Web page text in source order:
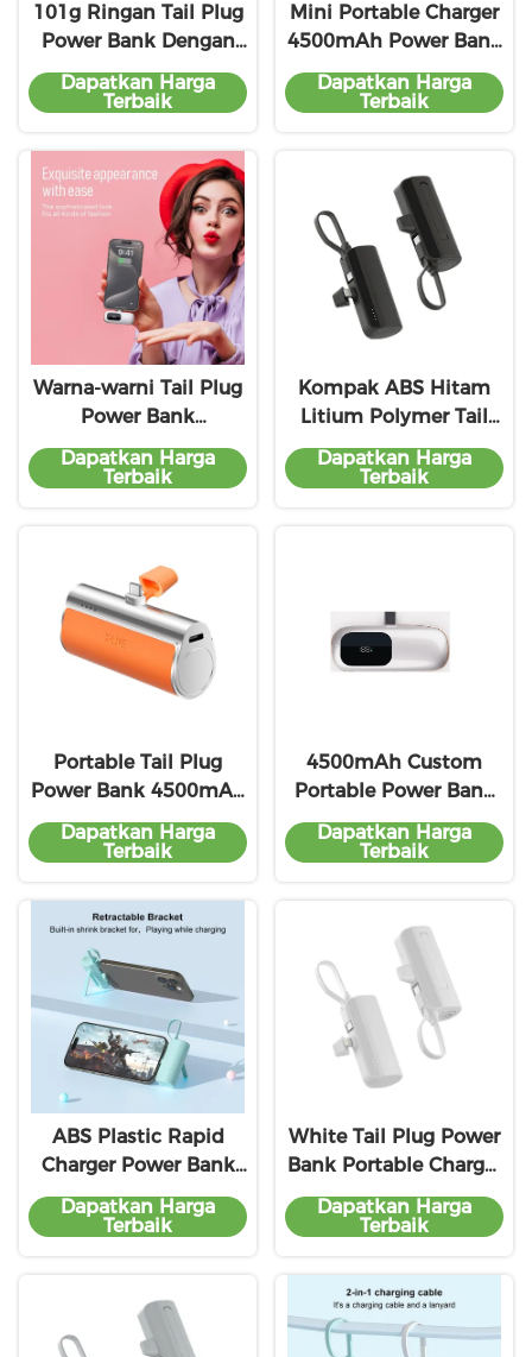
101g Ringan Tail Plug
Power Bank Dengan
5V/2.1A Output 1-2
Jam Waktu Pengisian
Dapatkan Harga
Terbaik
Mini Portable Charger
4500mAh Power Bank
Baterai Paket Untuk
iPhone Samsung
Dapatkan Harga
Terbaik
Warna-warni Tail Plug
Power Bank
Disesuaikan 4500mAh
Dengan Pengisian
Dapatkan Harga
Terbaik
Kompak ABS Hitam
Litium Polymer Tail
Plug Powerbank
5V/2.1A Solusi
Dapatkan Harga
Terbaik
Portable Tail Plug
Power Bank 4500mAh
Kapasitas Pengisian
Untuk Perangkat
Dapatkan Harga
Terbaik
4500mAh Custom
Portable Power Bank
dengan built-in Plug
MSDS Certified
Dapatkan Harga
Terbaik
ABS Plastic Rapid
Charger Power Bank
4500mAh 5V/2A
Baterai Hitam
Dapatkan Harga
Terbaik
White Tail Plug Power
Bank Portable Charger
5V/2.1A Output
Kompatibilitas
Dapatkan Harga
Terbaik